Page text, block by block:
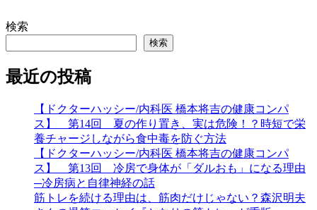
検索
検索
最近の投稿
【ドクターハッシー/内科医 橋本将吉の健康コンパ
ス】 第14回 夏の作り置き、実は危険！？時短で栄
養チャージしながら食中毒を防ぐ方法
【ドクターハッシー/内科医 橋本将吉の健康コンパ
ス】 第13回 冷房で身体が「ダルおも」になる理由
─冷房病と自律神経の話
筋トレを続ける理由は、筋肉だけじゃない？森沢明夫